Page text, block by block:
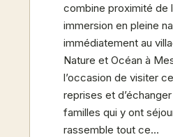
combine proximité de
immersion en pleine
immédiatement au
Nature et Océan à
l’occasion de visiter
reprises et
familles qui y ont
rassemble tout ce…